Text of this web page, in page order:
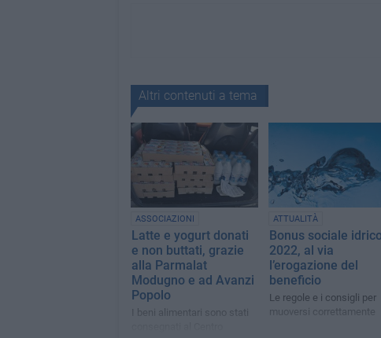
Altri contenuti a tema
ASSOCIAZIONI
Latte e yogurt donati
e non buttati, grazie
alla Parmalat
Modugno e ad Avanzi
Popolo
I beni alimentari sono stati
ATTUALITÀ
Bonus sociale
2022, al via
l’erogazione del
beneficio
Le regole e i consigli per
muoversi correttamente